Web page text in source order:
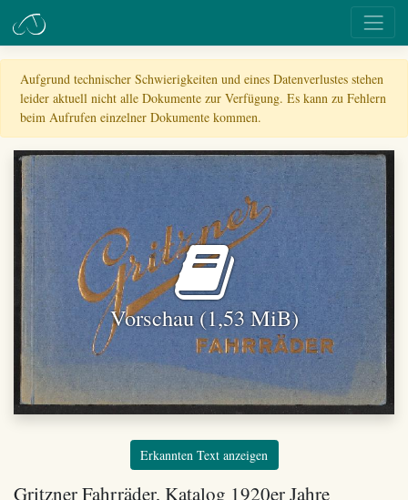
Aufgrund technischer Schwierigkeiten und eines Datenverlustes stehen
leider aktuell nicht alle Dokumente zur Verfügung. Es kann zu Fehlern
beim Aufrufen einzelner Dokumente kommen.
Vorschau (1,53 MiB)
Erkannten Text anzeigen
Gritzner Fahrräder, Katalog 1920er Jahre